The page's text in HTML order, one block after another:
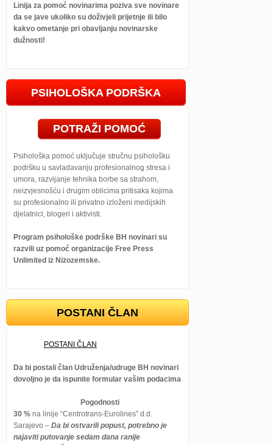
Linija za pomoć novinarima poziva sve novinare
da se jave ukoliko su doživjeli prijetnje ili bilo
kakvo ometanje pri obavljanju novinarske
dužnosti!
PSIHOLOŠKA PODRŠKA
POTRAŽI POMOĆ
Psihološka pomoć uključuje stručnu psihološku
podršku u savladavanju profesionalnog stresa i
umora, razvijanje tehnika borbe sa strahom,
neizvjesnošću i drugim oblicima pritisaka kojima
su profesionalno ili privatno izloženi medijskih
djelatnici, blogeri i aktivisti.
Program psihološke podrške BH novinari su
razvili uz pomoć organizacije Free Press
Unlimited iz Nizozemske.
POSTANI ČLAN
POSTANI ČLAN
Da bi postali član Udruženja/udruge BH novinari
dovoljno je da ispunite formular vašim podacima
Pogodnosti
30 % na linije “Centrotrans-Eurolines” d.d.
Sarajevo – Da bi ostvarili popust, potrebno je
najaviti putovanje sedam dana ranije